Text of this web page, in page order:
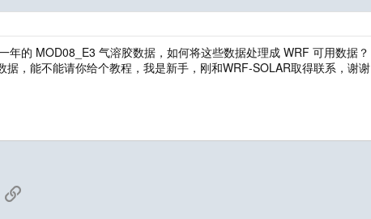
年的 MOD08_E3 气溶胶数据，如何将这些数据处理成 WRF 可用数据？
据，能不能请你给个教程，我是新手，刚和WRF-SOLAR取得联系，谢谢
Link